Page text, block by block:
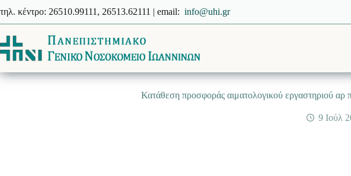
στο
περιεχόμενο
τηλ. κέντρο: 26510.99111, 26513.62111 | email: info@uhi.gr
Κατάθεση προσφοράς αιματολογικού εργαστηριού αρ
9 Ιούλ